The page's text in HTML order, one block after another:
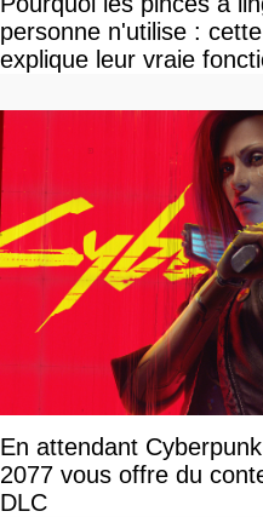
personne n'utilise :
explique leur vraie
En attendant
2077 vous offre du
DLC